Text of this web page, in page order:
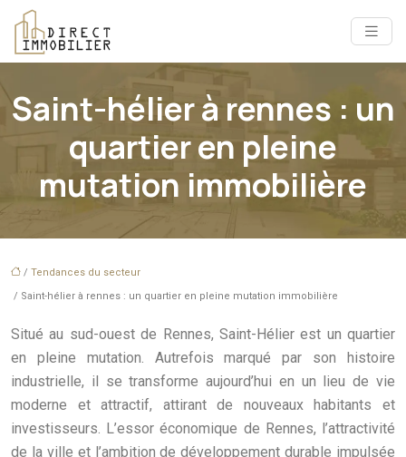
Saint-hélier à rennes : un
quartier en pleine
mutation immobilière
/ Tendances du secteur
/ Saint-hélier à rennes : un quartier en pleine mutation immobilière
Situé au sud-ouest de Rennes, Saint-Hélier est un quartier
en pleine mutation. Autrefois marqué par son histoire
industrielle, il se transforme aujourd’hui en un lieu de vie
moderne et attractif, attirant de nouveaux habitants et
investisseurs. L’essor économique de Rennes, l’attractivité
de la ville et l’ambition de développement durable impulsée